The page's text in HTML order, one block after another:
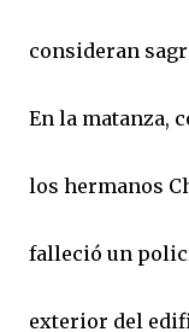
consideran
En la matanza,
los hermanos
falleció un
exterior del